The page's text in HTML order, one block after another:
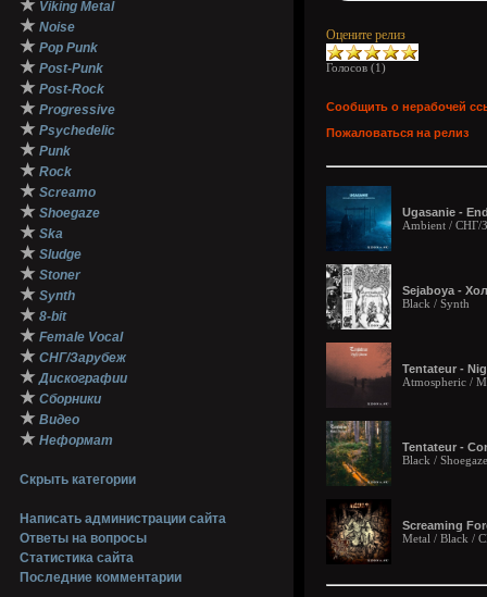
★ Viking Metal
★ Noise
★ Pop Punk
★ Post-Punk
★ Post-Rock
★ Progressive
★ Psychedelic
★ Punk
★ Rock
★ Screamo
★ Shoegaze
★ Ska
★ Sludge
★ Stoner
★ Synth
★ 8-bit
★ Female Vocal
★ СНГ/Зарубеж
★ Дискографии
★ Сборники
★ Видео
★ Неформат
Скрыть категории
Написать администрации сайта
Ответы на вопросы
Статистика сайта
Последние комментарии
Оцените релиз
Голосов (1)
Сообщить о нерабочей
Пожаловаться на релиз
Ugasanie -
Ambient / СНГ/
Sejaboya -
Black / Synth
Tentateur -
Atmospheric /
Tentateur -
Black / Shoegaze
Screaming
Metal / Black /